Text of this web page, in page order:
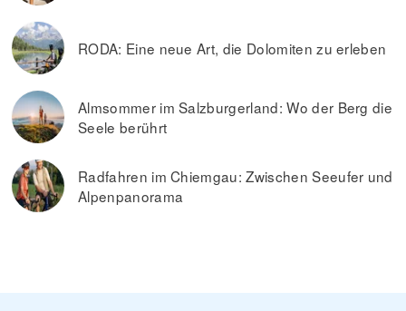
RODA: Eine neue Art, die Dolomiten zu erleben
Almsommer im Salzburgerland: Wo der Berg die
Seele berührt
Radfahren im Chiemgau: Zwischen Seeufer und
Alpenpanorama